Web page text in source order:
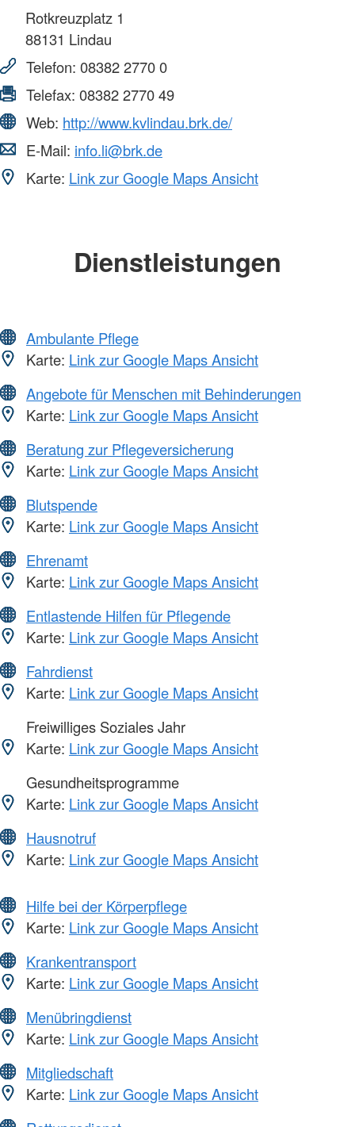
Rotkreuzplatz 1
88131 Lindau
Telefon: 08382 2770 0
Telefax: 08382 2770 49
Web: http://www.kvlindau.brk.de/
E-Mail: info.li@brk.de
Karte: Link zur Google Maps Ansicht
Dienstleistungen
Ambulante Pflege
Karte: Link zur Google Maps Ansicht
Angebote für Menschen mit Behinderungen
Karte: Link zur Google Maps Ansicht
Beratung zur Pflegeversicherung
Karte: Link zur Google Maps Ansicht
Blutspende
Karte: Link zur Google Maps Ansicht
Ehrenamt
Karte: Link zur Google Maps Ansicht
Entlastende Hilfen für Pflegende
Karte: Link zur Google Maps Ansicht
Fahrdienst
Karte: Link zur Google Maps Ansicht
Freiwilliges Soziales Jahr
Karte: Link zur Google Maps Ansicht
Gesundheitsprogramme
Karte: Link zur Google Maps Ansicht
Hausnotruf
Karte: Link zur Google Maps Ansicht
Hilfe bei der Körperpflege
Karte: Link zur Google Maps Ansicht
Krankentransport
Karte: Link zur Google Maps Ansicht
Menübringdienst
Karte: Link zur Google Maps Ansicht
Mitgliedschaft
Karte: Link zur Google Maps Ansicht